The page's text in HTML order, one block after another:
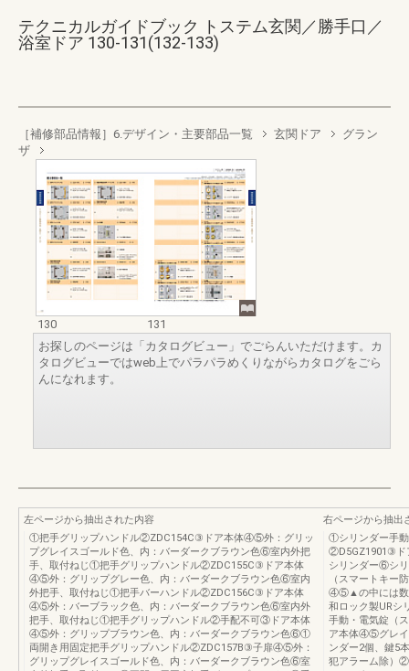
テクニカルガイドブック トステム玄関／勝手口／
浴室ドア 130-131(132-133)
［補修部品情報］6.デザイン・主要部品一覧 玄関ドア
グラン
ザ
130
131
お探しのページは「カタログビュー」でごらんいただけます。カ
タログビューではweb上でパラパラめくりながらカタログをごら
んになれます。
左ページから抽出された内容
①把手グリップハンドル②ZDC154C③ドア本体④⑤外：グリッ
プグレイスゴールド色、内：バーダークブラウン色⑥室内外把
手、取付ねじ①把手グリップハンドル②ZDC155C③ドア本体
④⑤外：グリップグレー色、内：バーダークブラウン色⑥室内
外把手、取付ねじ①把手バーハンドル②ZDC156C③ドア本体
④⑤外：バーブラック色、内：バーダークブラウン色⑥室内外
把手、取付ねじ①把手グリップハンドル②手配不可③ドア本体
④⑤外：グリップブラウン色、内：バーダークブラウン色⑥①
両開き用固定把手グリップハンドル②ZDC157B③子扉④⑤外：
グリップグレイスゴールド色、内：バーダークブラウン色⑥室
右ページから抽出
①シリンダー手
②D5GZ1901③ド
シリンダー⑥シ
（スマートキ
④⑤▲の中には数
和ロック製URシ
手動・電気錠（
ア本体④⑤グレイ
ンダー2個、鍵5
犯アラーム除